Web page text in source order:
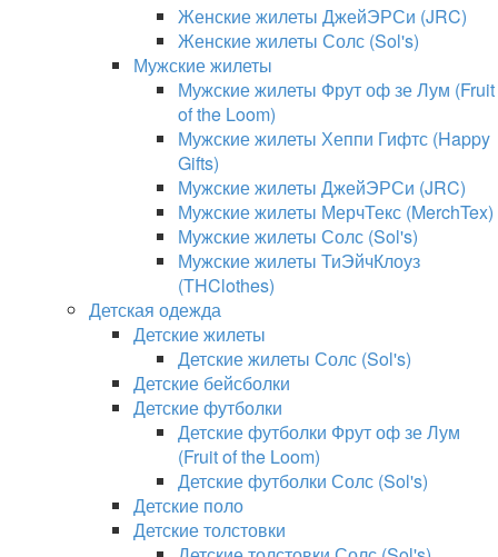
Женские жилеты ДжейЭРСи (JRC)
Женские жилеты Солс (Sol's)
Мужские жилеты
Мужские жилеты Фрут оф зе Лум (Fruit
of the Loom)
Мужские жилеты Хеппи Гифтс (Happy
Gifts)
Мужские жилеты ДжейЭРСи (JRC)
Мужские жилеты МерчТекс (MerchTex)
Мужские жилеты Солс (Sol's)
Мужские жилеты ТиЭйчКлоуз
(THClothes)
Детская одежда
Детские жилеты
Детские жилеты Солс (Sol's)
Детские бейсболки
Детские футболки
Детские футболки Фрут оф зе Лум
(Fruit of the Loom)
Детские футболки Солс (Sol's)
Детские поло
Детские толстовки